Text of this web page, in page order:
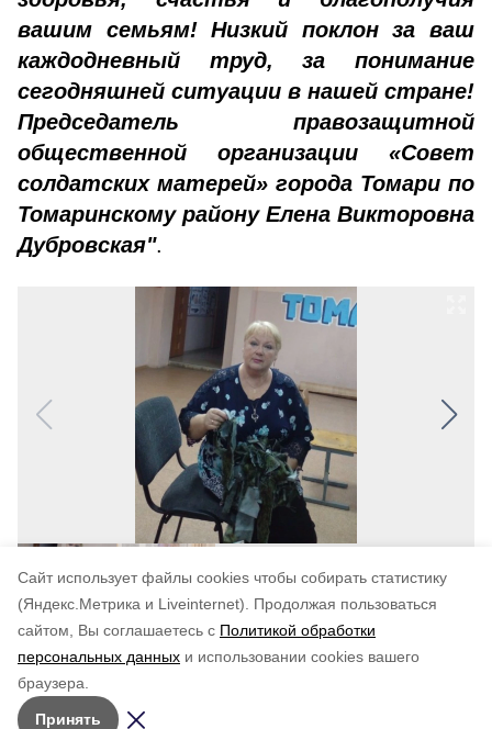
Cайт использует файлы cookies чтобы собирать статистику
(Яндекс.Метрика и Liveinternet).
Продолжая пользоваться
сайтом, Вы соглашаетесь с Политикой обработки
персональных данных и использовании cookies вашего
браузера.
Принять
вашим семьям! Низкий поклон за ваш
каждодневный труд, за понимание
сегодняшней ситуации в нашей стране!
Председатель правозащитной
общественной организации «Совет
солдатских матерей» города Томари по
Томаринскому району Елена Викторовна
Дубровская".
по оценке
5